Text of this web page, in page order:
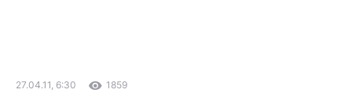
27.04.11, 6:30 1859